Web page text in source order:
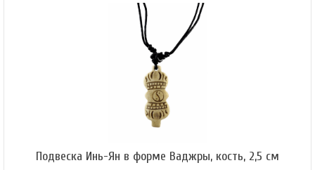
Подвеска Инь-Ян в форме Ваджры, кость, 2,5 см